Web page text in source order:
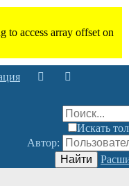
Искать
Автор:
Найти